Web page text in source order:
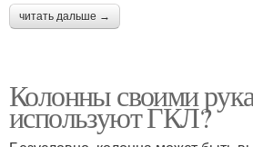
читать дальше →
Колонны своими
используют ГКЛ?